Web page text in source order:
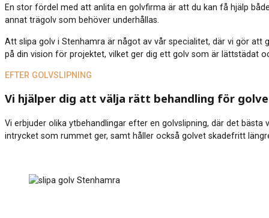
En stor fördel med att anlita en golvfirma är att du kan få hjälp
annat trägolv som behöver underhållas.
Att slipa golv i Stenhamra är något av vår specialitet, där vi gör att
på din vision för projektet, vilket ger dig ett golv som är lättstädat
EFTER GOLVSLIPNING
Vi hjälper dig att välja rätt behandling för
Vi erbjuder olika ytbehandlingar efter en golvslipning, där det
intrycket som rummet ger, samt håller också golvet skadefritt